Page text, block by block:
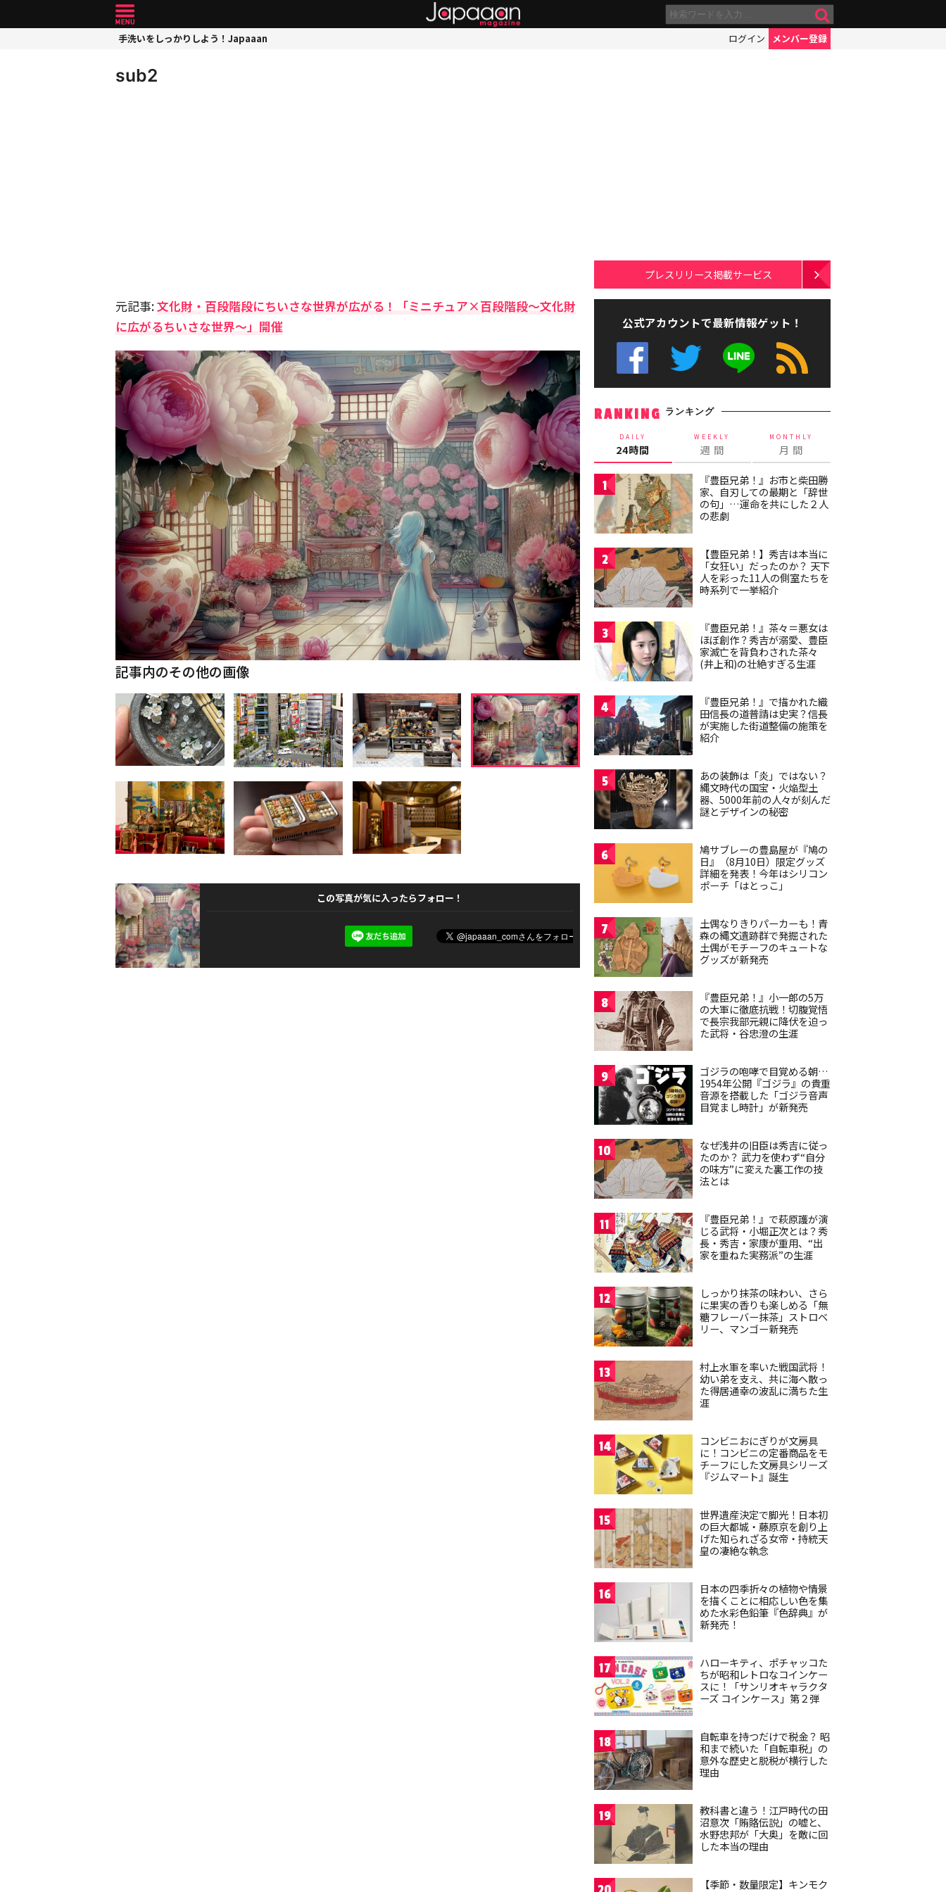
手洗いをしっかりしよう！Japaaan ログイン メンバー登録
sub2
元記事:文化財・百段階段にちいさな世界が広がる！「ミニチュア×百段階段～文化財
に広がるちいさな世界～」開催
記事内のその他の画像
この写真が気に入ったらフォロー！
プレスリリース掲載サービス
公式アカウントで最新情報ゲット！
RANKING ランキング
DAILY
24時間
WEEKLY
週 間
MONTHLY
月 間
1
『豊臣兄弟！』お市と柴田勝
家、自刃しての最期と「辞世
の句」…運命を共にした２人
の悲劇
2
【豊臣兄弟！】秀吉は本当に
「女狂い」だったのか？ 天下
人を彩った11人の側室たちを
時系列で一挙紹介
3
『豊臣兄弟！』茶々＝悪女は
ほぼ創作？秀吉が溺愛、豊臣
家滅亡を背負わされた茶々
(井上和)の壮絶すぎる生涯
4
『豊臣兄弟！』で描かれた織
田信長の道普請は史実？信長
が実施した街道整備の施策を
紹介
5
あの装飾は「炎」ではない？
縄文時代の国宝・火焔型土
器、5000年前の人々が刻んだ
謎とデザインの秘密
6
鳩サブレーの豊島屋が『鳩の
日』（8月10日）限定グッズ
詳細を発表！今年はシリコン
ポーチ「はとっこ」
7
土偶なりきりパーカーも！青
森の縄文遺跡群で発掘された
土偶がモチーフのキュートな
グッズが新発売
8
『豊臣兄弟！』小一郎の5万
の大軍に徹底抗戦！切腹覚悟
で長宗我部元親に降伏を迫っ
た武将・谷忠澄の生涯
9
ゴジラの咆哮で目覚める朝…
1954年公開『ゴジラ』の貴重
音源を搭載した「ゴジラ音声
目覚まし時計」が新発売
10
なぜ浅井の旧臣は秀吉に従っ
たのか？ 武力を使わず“自分
の味方”に変えた裏工作の技
法とは
11
『豊臣兄弟！』で萩原護が演
じる武将・小堀正次とは？秀
長・秀吉・家康が重用、“出
家を重ねた実務派”の生涯
12
しっかり抹茶の味わい、さら
に果実の香りも楽しめる「無
糖フレーバー抹茶」ストロベ
リー、マンゴー新発売
13
村上水軍を率いた戦国武将！
幼い弟を支え、共に海へ散っ
た得居通幸の波乱に満ちた生
涯
14
コンビニおにぎりが文房具
に！コンビニの定番商品をモ
チーフにした文房具シリーズ
『ジムマート』誕生
15
世界遺産決定で脚光！日本初
の巨大都城・藤原京を創り上
げた知られざる女帝・持統天
皇の凄絶な執念
16
日本の四季折々の植物や情景
を描くことに相応しい色を集
めた水彩色鉛筆『色辞典』が
新発売！
17
ハローキティ、ポチャッコた
ちが昭和レトロなコインケー
スに！「サンリオキャラクタ
ーズ コインケース」第２弾
18
自転車を持つだけで税金？ 昭
和まで続いた「自転車税」の
意外な歴史と脱税が横行した
理由
19
教科書と違う！江戸時代の田
沼意次「賄賂伝説」の嘘と、
水野忠邦が「大奥」を敵に回
した本当の理由
【季節・数量限定】キンモク